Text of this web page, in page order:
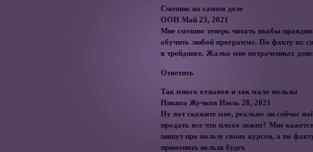
Смешно на самом деле
ООН Май 23, 2021
Мне смешно теперь читать якобы
обучить любой программе. По факту их
в трейдинге. Жалко мне потраченных
Ответить
Так много отзывов и так мало пользы
Никита Жучков Июль 28, 2021
Ну вот скажите мне, реально ли сейчас
продать все что плохо лежит? Мне
пишут про пользу своих курсов, а по
применить нельзя будет.